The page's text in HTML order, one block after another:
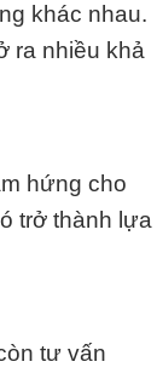
khác nhau.
ra nhiều khả
hứng cho
trở thành lựa
tư vấn